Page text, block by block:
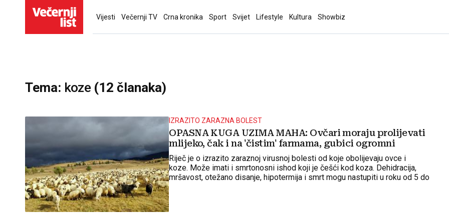
Vijesti Večernji TV Crna kronika Sport Svijet Lifestyle Kultura Showbiz
Tema: koze(12 članaka)
IZRAZITO ZARAZNA BOLEST
OPASNA KUGA UZIMA MAHA: Ovčari moraju prolijevati
mlijeko, čak i na 'čistim' farmama, gubici ogromni
Riječ je o izrazito zaraznoj virusnoj bolesti od koje obolijevaju ovce i
koze. Može imati i smrtonosni ishod koji je češći kod koza. Dehidracija,
mršavost, otežano disanje, hipotermija i smrt mogu nastupiti u roku od 5 do